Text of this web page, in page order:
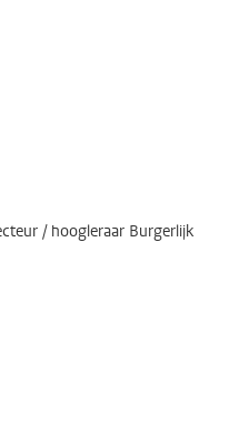
/ hoogleraar Burgerlijk